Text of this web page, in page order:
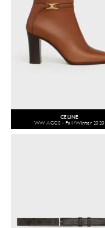
CELINE
WW ACCS - Fall/Winter 2020